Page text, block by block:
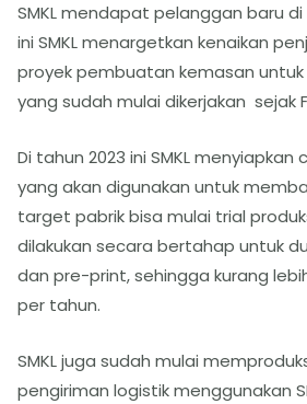
SMKL mendapat pelanggan baru
ini SMKL menargetkan kenaikan
proyek pembuatan kemasan
yang sudah mulai dikerjakan sejak
Di tahun 2023 ini SMKL
yang akan digunakan untuk
target pabrik bisa mulai trial
dilakukan secara bertahap untuk
dan pre-print, sehingga kurang
per tahun.
SMKL juga sudah mulai
pengiriman logistik menggunakan